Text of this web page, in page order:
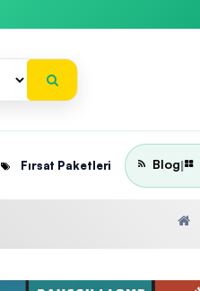
Fırsat Paketleri Blog|